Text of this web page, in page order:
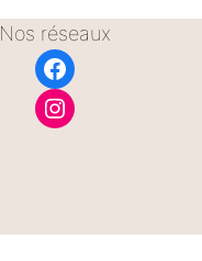
Nos réseaux
Facebook
Instagram